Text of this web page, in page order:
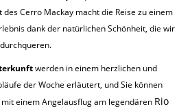
Cerro Mackay macht die Reise zu einem
dank der natürlichen Schönheit, die wir
durchqueren.
werden in einem herzlichen und
der Woche erläutert, und Sie können
einem Angelausflug am legendären Rio